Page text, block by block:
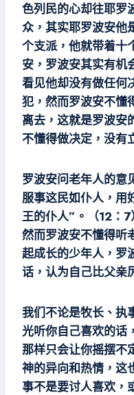
色列民的心却往耶罗
众，其实耶罗波安他
个支派，他就带着十
安，罗波安其实有机
看见他却没有做任何
犯，然而罗波安不懂
离去，这就是罗波安
不懂得做决定，没有
罗波安问老年人的意
服事这民如仆人，用
王的仆人”。（12：7
然而罗波安不懂得听
起成长的少年人，罗
话，认为自己比父亲
我们不论是牧长、执
光听你自己喜欢的话
那样只会让你摇摆不
神的异向和热情，这
事不是要讨人喜欢，